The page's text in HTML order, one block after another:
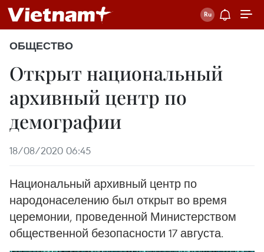
ОБЩЕСТВО
Открыт национальный
архивный центр по
демографии
18/08/2020 06:45
Национальный архивный центр по
народонаселению был открыт во время
церемонии, проведенной Министерством
общественной безопасности 17 августа.